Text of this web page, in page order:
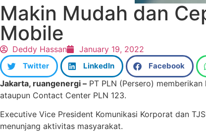
Makin Mudah dan
Mobile
Deddy Hassan January 19, 2022
Twitter LinkedIn Facebook
Jakarta, ruangenergi – PT PLN (Persero)
ataupun Contact Center PLN 123.
Executive Vice President Komunikasi Korporat dan
menunjang aktivitas masyarakat.